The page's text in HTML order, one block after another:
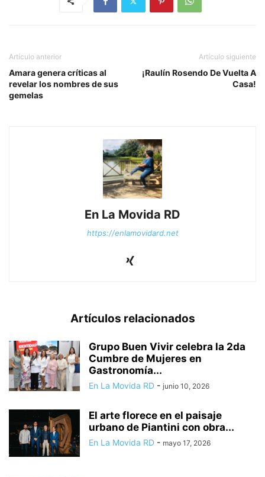
Artículo anterior
Amara genera críticas al
revelar los nombres de sus
gemelas
Artículo siguiente
¡Raulín Rosendo De Vuelta A
Casa!
En La Movida RD
https://enlamovidard.net
Artículos relacionados
Grupo Buen Vivir celebra la 2da
Cumbre de Mujeres en
Gastronomía...
En La Movida RD - junio 10, 2026
El arte florece en el paisaje
urbano de Piantini con obra...
En La Movida RD - mayo 17, 2026